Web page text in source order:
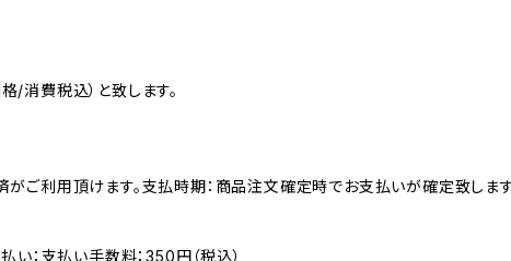
/消費税込）と致します。
がご利用頂けます。支払時期：商品注文確定時でお支払いが確定致します
い：支払い手数料：350円（税込）